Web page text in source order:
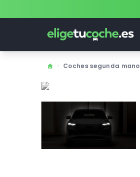
Coches segunda mano